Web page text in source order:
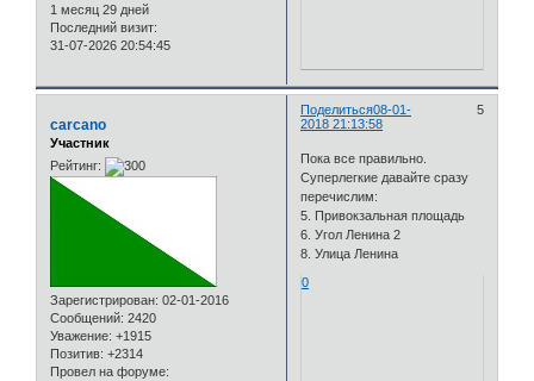
1 месяц 29 дней
Последний визит:
31-07-2026 20:54:45
Поделиться 5
08-01-
2018 21:13:58
carcano
Участник
Рейтинг:
Зарегистрирован: 02-01-2016
Сообщений: 2420
Уважение: +1915
Позитив: +2314
Провел на форуме:
Пока все правильно.
Суперлегкие давайте сразу
перечислим:
5. Привокзальная площадь
6. Угол Ленина 2
8. Улица Ленина
0